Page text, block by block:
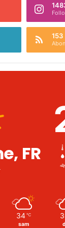
153
FR
34 ℃
sam